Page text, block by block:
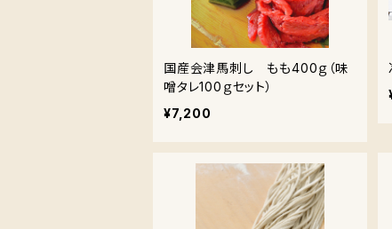
国産会津馬刺し もも400ｇ（味
噌タレ100ｇセット）
¥7,200